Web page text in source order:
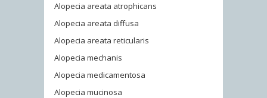
Alopecia areata atrophicans
Alopecia areata diffusa
Alopecia areata reticularis
Alopecia mechanis
Alopecia medicamentosa
Alopecia mucinosa